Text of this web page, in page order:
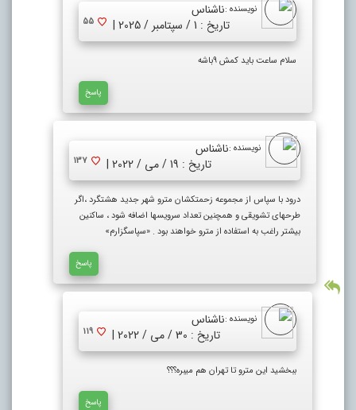
نویسنده :ناشناس
تاریخ : 1 / سپتامبر / 2025 |
55
سلام ساعت باید کمش ۹باشه
پاسخ
نویسنده :ناشناس
تاریخ : 19 / می / 2022 |
137
درود با سپاس از مجموعه زحمتکشان مترو شهر جدید هشتگرد ،اگر
طرحهای تشویقی و همچنین تعداد سرویسها اضافه شود ، ساکنین
بیشتر راغب به استفاده از مترو خواهند بود . «سپاسگزارم»
پاسخ
نویسنده :ناشناس
تاریخ : 30 / می / 2022 |
119
ببخشید این مترو تا تهران هم میبره؟؟؟
پاسخ